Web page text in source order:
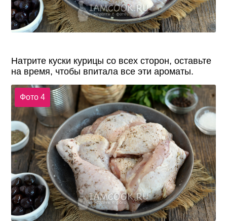
Натрите куски курицы со всех сторон, оставьте
на время, чтобы впитала все эти ароматы.
Фото 4